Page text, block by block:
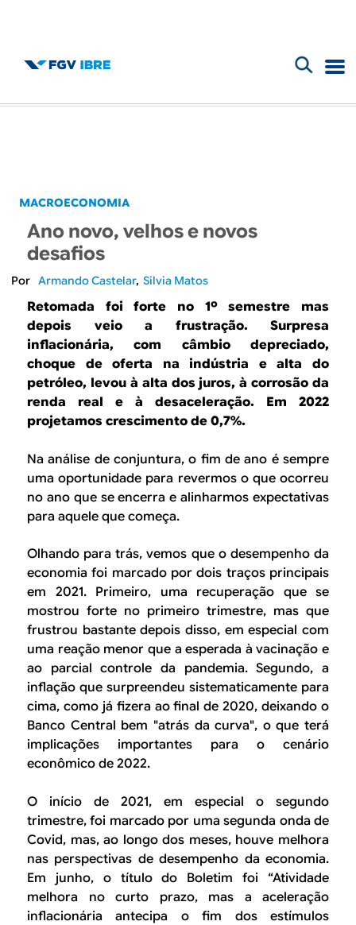
B
g
o
B
o
r
d
e
b
s
c
a
MACROECONOMIA
Ano novo, velhos e novos
desafios
Armando Castelar Silvia Matos
Retomada foi forte no 1º semestre mas
depois veio a frustração. Surpresa
inflacionária, com câmbio depreciado,
choque de oferta na indústria e alta do
petróleo, levou à alta dos juros, à corrosão da
renda real e à desaceleração. Em 2022
projetamos crescimento de 0,7%.
Na análise de conjuntura, o fim de ano é sempre
uma oportunidade para revermos o que ocorreu
no ano que se encerra e alinharmos expectativas
para aquele que começa.
Olhando para trás, vemos que o desempenho da
economia foi marcado por dois traços principais
em 2021. Primeiro, uma recuperação que se
mostrou forte no primeiro trimestre, mas que
frustrou bastante depois disso, em especial com
uma reação menor que a esperada à vacinação e
ao parcial controle da pandemia. Segundo, a
inflação que surpreendeu sistematicamente para
cima, como já fizera ao final de 2020, deixando o
Banco Central bem "atrás da curva", o que terá
implicações importantes para o cenário
econômico de 2022.
O início de 2021, em especial o segundo
trimestre, foi marcado por uma segunda onda de
Covid, mas, ao longo dos meses, houve melhora
nas perspectivas de desempenho da economia.
Em junho, o título do Boletim foi “Atividade
melhora no curto prazo, mas a aceleração
inflacionária antecipa o fim dos estímulos